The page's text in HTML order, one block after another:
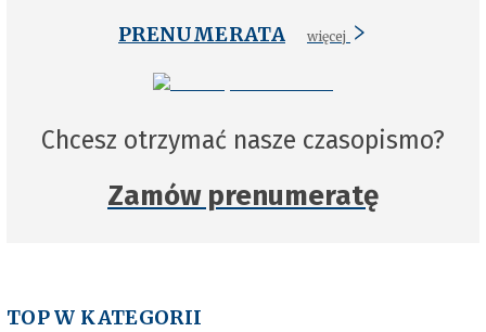
PRENUMERATA więcej
Chcesz otrzymać nasze czasopismo?
Zamów prenumeratę
TOP W KATEGORII